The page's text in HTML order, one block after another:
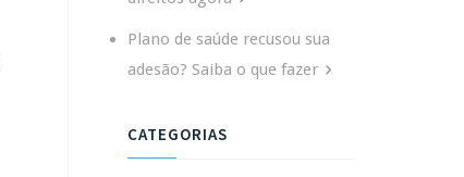
Plano de saúde recusou sua
adesão? Saiba o que fazer
CATEGORIAS